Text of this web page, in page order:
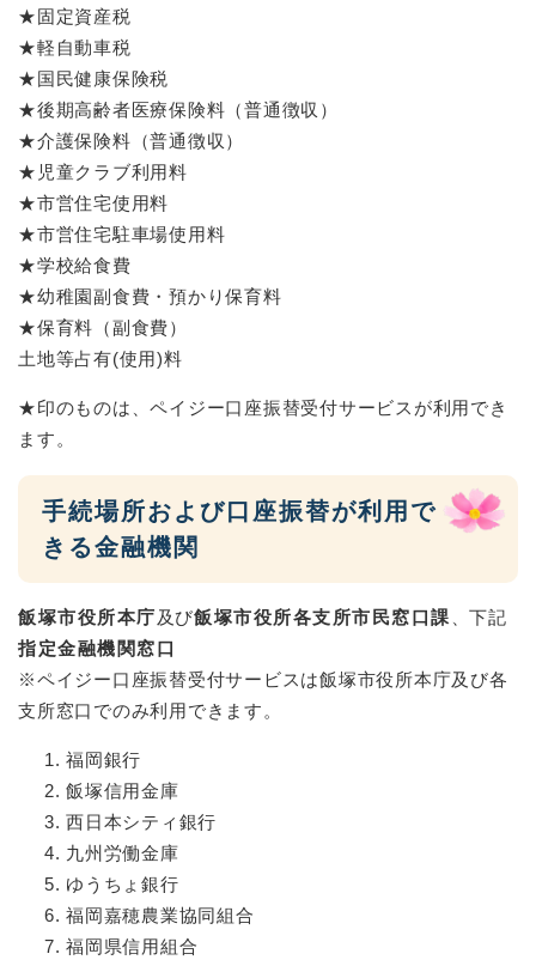
★固定資産税
★軽自動車税
★国民健康保険税
★後期高齢者医療保険料（普通徴収）
★介護保険料（普通徴収）
★児童クラブ利用料
★市営住宅使用料
★市営住宅駐車場使用料
★学校給食費
★幼稚園副食費・預かり保育料
★保育料（副食費）
土地等占有(使用)料
★印のものは、ペイジー口座振替受付サービスが利用でき
ます。
手続場所および口座振替が利用で
きる金融機関
飯塚市役所本庁 及び飯塚市役所各支所市民窓口課 、下記
指定金融機関窓口
※ペイジー口座振替受付サービスは飯塚市役所本庁及び各
支所窓口でのみ利用できます。
福岡銀行
飯塚信用金庫
西日本シティ銀行
九州労働金庫
ゆうちょ銀行
福岡嘉穂農業協同組合
福岡県信用組合